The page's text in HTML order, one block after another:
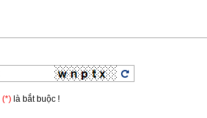
(*) là bắt buộc !